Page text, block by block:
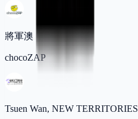
將軍澳
chocoZAP
Tsuen Wan, NEW TERRITORIES